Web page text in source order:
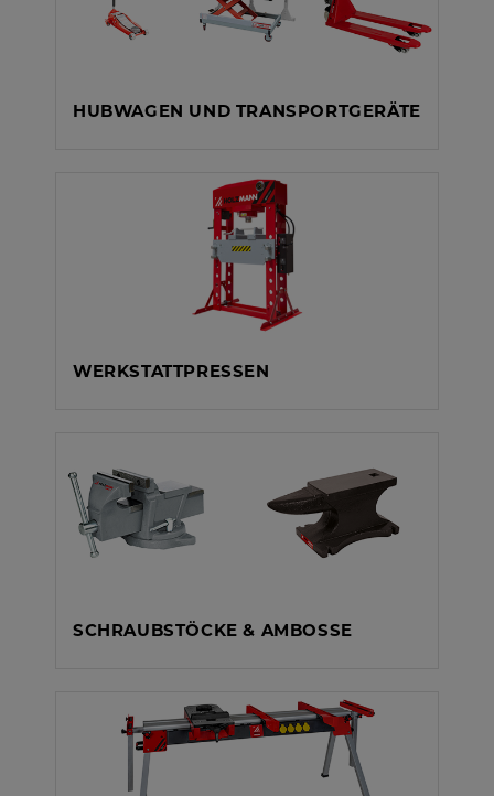
HUBWAGEN UND TRANSPORTGERÄTE
WERKSTATTPRESSEN
SCHRAUBSTÖCKE & AMBOSSE